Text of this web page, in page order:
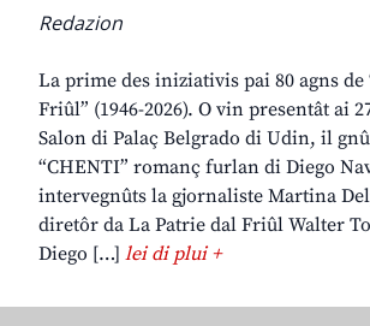
Redazion
La prime des iniziativis pai 80 agns de
Friûl” (1946-2026). O vin presentât ai
Salon di Palaç Belgrado di Udin, il
“CHENTI” romanç furlan di Diego
intervegnûts la gjornaliste Martina
diretôr da La Patrie dal Friûl Walter
Diego […] lei di plui +